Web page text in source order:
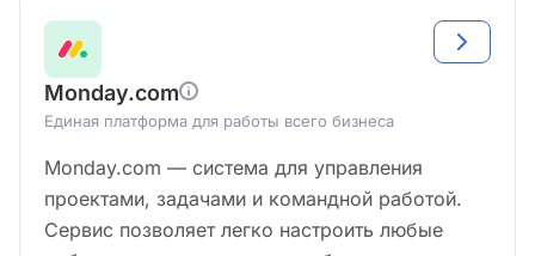
Monday.com
Единая платформа для работы всего бизнеса
Monday.com — система для управления
проектами, задачами и командной работой.
Сервис позволяет легко настроить любые